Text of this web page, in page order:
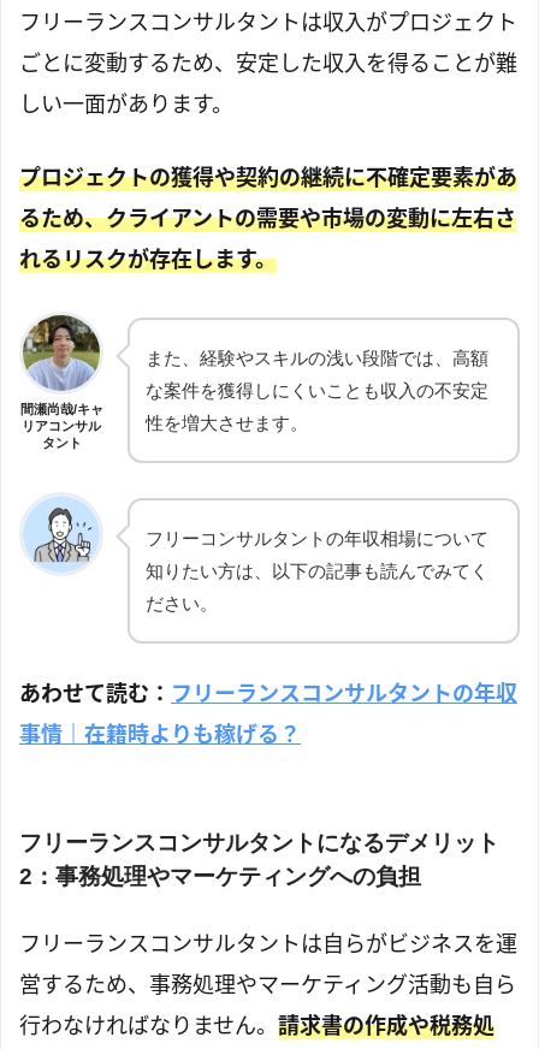
フリーランスコンサルタントは収入がプロジェクト
ごとに変動するため、安定した収入を得ることが難
しい一面があります。
プロジェクトの獲得や契約の継続に不確定要素があ
るため、クライアントの需要や市場の変動に左右さ
れるリスクが存在します。
間瀬尚哉/キャ
リアコンサル
タント
また、経験やスキルの浅い段階では、高額
な案件を獲得しにくいことも収入の不安定
性を増大させます。
フリーコンサルタントの年収相場について
知りたい方は、以下の記事も読んでみてく
ださい。
あわせて読む： フリーランスコンサルタントの年収
事情｜在籍時よりも稼げる？
フリーランスコンサルタントになるデメリット
2：事務処理やマーケティングへの負担
フリーランスコンサルタントは自らがビジネスを運
営するため、事務処理やマーケティング活動も自ら
行わなければなりません。 請求書の作成や税務処